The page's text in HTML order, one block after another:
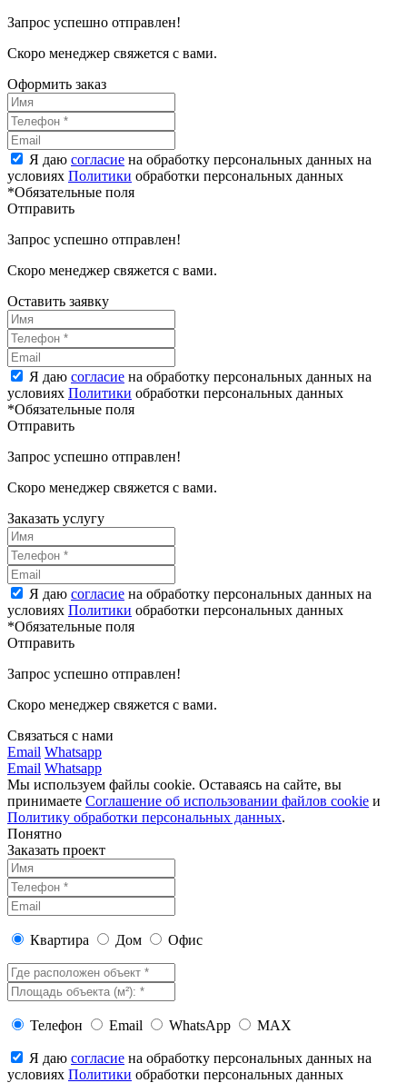
Запрос успешно отправлен!
Скоро менеджер свяжется с вами.
Оформить заказ
Я даю согласие на обработку персональных данных на
условиях Политики обработки персональных данных
*Обязательные поля
Отправить
Запрос успешно отправлен!
Скоро менеджер свяжется с вами.
Оставить заявку
Я даю согласие на обработку персональных данных на
условиях Политики обработки персональных данных
*Обязательные поля
Отправить
Запрос успешно отправлен!
Скоро менеджер свяжется с вами.
Заказать услугу
Я даю согласие на обработку персональных данных на
условиях Политики обработки персональных данных
*Обязательные поля
Отправить
Запрос успешно отправлен!
Скоро менеджер свяжется с вами.
Связаться с нами
Email Whatsapp
Email Whatsapp
Мы используем файлы cookie. Оставаясь на сайте, вы
принимаете Соглашение об использовании файлов cookie и
Политику обработки персональных данных.
Понятно
Заказать проект
Квартира Дом Офис
Телефон Email WhatsApp MAX
Я даю согласие на обработку персональных данных на
условиях Политики обработки персональных данных